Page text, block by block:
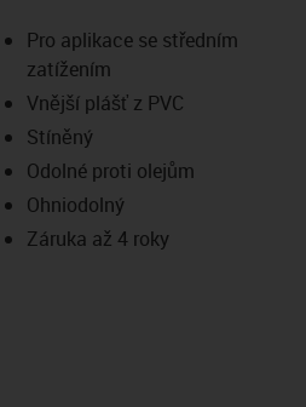
icon-lupe
icon-lupe
Pro aplikace se středním
zatížením
Vnější plášť z PVC
Stíněný
Odolné proti olejům
Ohniodolný
Záruka až 4 roky